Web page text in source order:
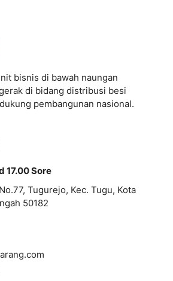
bisnis di bawah naungan
di bidang distribusi besi
pembangunan nasional.
17.00 Sore
Tugurejo, Kec. Tugu, Kota
50182